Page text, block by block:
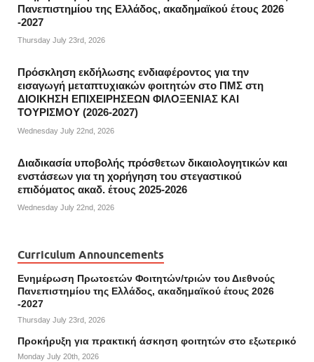
Πανεπιστημίου της Ελλάδος, ακαδημαϊκού έτους 2026
-2027
Thursday July 23rd, 2026
Πρόσκληση εκδήλωσης ενδιαφέροντος για την
εισαγωγή μεταπτυχιακών φοιτητών στο ΠΜΣ στη
ΔΙΟΙΚΗΣΗ ΕΠΙΧΕΙΡΗΣΕΩΝ ΦΙΛΟΞΕΝΙΑΣ ΚΑΙ
ΤΟΥΡΙΣΜΟΥ (2026-2027)
Wednesday July 22nd, 2026
Διαδικασία υποβολής πρόσθετων δικαιολογητικών και
ενστάσεων για τη χορήγηση του στεγαστικού
επιδόματος ακαδ. έτους 2025-2026
Wednesday July 22nd, 2026
Curriculum Announcements
Ενημέρωση Πρωτοετών Φοιτητών/τριών του Διεθνούς
Πανεπιστημίου της Ελλάδος, ακαδημαϊκού έτους 2026
-2027
Thursday July 23rd, 2026
Προκήρυξη για πρακτική άσκηση φοιτητών στο εξωτερικό
Monday July 20th, 2026